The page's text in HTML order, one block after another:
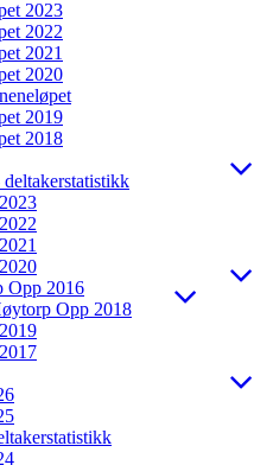
2023
2022
2021
2020
2019
2018
Opp 2016
Opp 2018